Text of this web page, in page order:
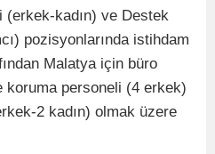
kadın) ve Destek
pozisyonlarında istihdam
Malatya için büro
koruma personeli (4 erkek)
2 kadın) olmak üzere